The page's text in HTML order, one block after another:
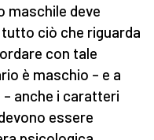
maschile deve
ciò che riguarda
con tale
è maschio – e a
anche i caratteri
essere